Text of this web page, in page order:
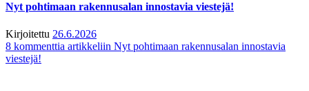
Nyt pohtimaan rakennusalan innostavia viestejä!
Kirjoitettu 26.6.2026
8 kommenttia artikkeliin Nyt pohtimaan rakennusalan innostavia
viestejä!